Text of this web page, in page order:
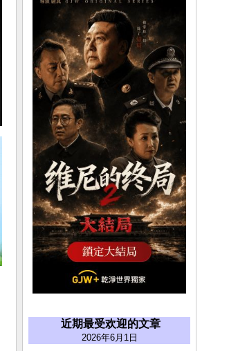
近期最受欢迎的文章
2026年6月1日